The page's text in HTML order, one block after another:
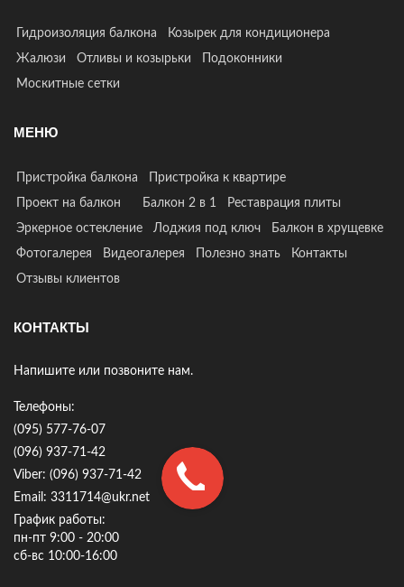
Гидроизоляция балкона
Козырек для кондиционера
Жалюзи
Отливы и козырьки
Подоконники
Москитные сетки
МЕНЮ
Пристройка балкона
Пристройка к квартире
Проект на балкон
Балкон 2 в 1
Реставрация плиты
Эркерное остекление
Лоджия под ключ
Балкон в хрущевке
Фотогалерея
Видеогалерея Полезно знать
Контакты
Отзывы клиентов
КОНТАКТЫ
Напишите или позвоните нам.
Телефоны:
(095) 577-76-07
(096) 937-71-42
Viber: (096) 937-71-42
Email: 3311714@ukr.net
График работы:
пн-пт 9:00 - 20:00
сб-вс 10:00-16:00